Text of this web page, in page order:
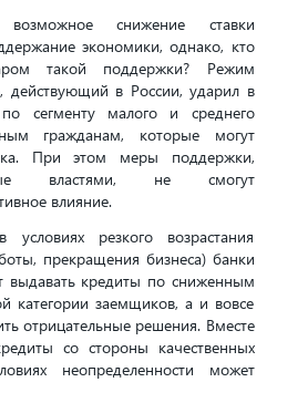
снижение ставки
экономики, однако, кто
такой поддержки? Режим
действующий в России, ударил в
сегменту малого и среднего
гражданам, которые могут
При этом меры поддержки,
властями, не смогут
влияние.
резкого возрастания
прекращения бизнеса) банки
выдавать кредиты по сниженным
категории заемщиков, а и вовсе
отрицательные решения. Вместе
со стороны качественных
неопределенности может